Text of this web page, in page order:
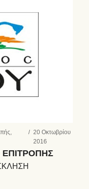
,
/ 20 Οκτωβρίου
2016